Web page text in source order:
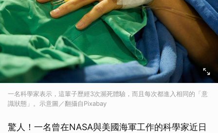
一名科學家表示，這輩子歷經3次瀕死體驗，而且每次都進入相同的「意
識狀態」。示意圖／翻攝自Pixabay
驚人！一名曾在NASA與美國海軍工作的科學家近日